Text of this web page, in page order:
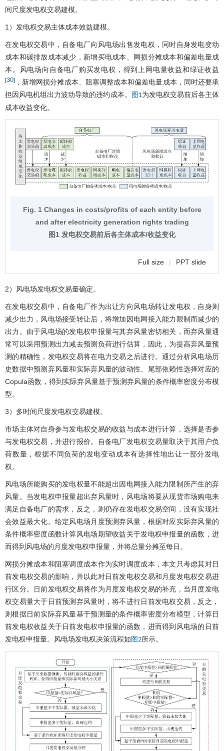
间尺度发电权交易建模。
1）发电权交易主体成本效益建模。
在发电权交易中，自备电厂向风电场出售发电权，同时自身发电变动
成本和碳排放成本减少，新增买电成本、网损分摊成本和偏差电量成
本。风电场向自备电厂购买发电权，得到上网电量收益和绿证收益
[30] ，新增网损分摊成本、阻塞调整成本和偏差电量成本，同时还要承
担因风电机组出力波动导致的违约成本。
图1为发电权交易前后各主体
成本收益变化。
Fig. 1 Changes in costs/profits of each entity before
and after electricity generation rights trading
图1 发电权交易前后各主体成本/收益变化
Full size | PPT slide
2）风电场发电权交易量确定。
在发电权交易中，自备电厂作为出让方向风电场转让发电权，自身则
减少出力，风电场接受转让后，将增加因电网接入能力限制而减少的
出力。由于风电场的发电权申报量与其弃风量密切相关，而弃风量通
常可以采用预测出力减去预测负荷进行估算，因此，为提高弃风量预
测的精确性，发电权交易将在电力交易之后进行。通过分析风电场历
史数据中预测弃风量和实际弃风量的波动性、尾部依赖性选择对应的
Copula函数，得到实际弃风量基于预测弃风量的条件概率密度分布模
型。
3）多时间尺度发电权交易建模。
市场主体对自身参与发电权交易的收益与成本进行计算，选择是否参
与发电权交易，并进行报价。自备电厂发电权交易量取决于其用户负
荷数量，根据不同负荷的发电变动成本有选择性地出让一部分发电
权。
风电场所能购买的发电权量不能超出因电网接入能力限制所产生的弃
风量。当发电权申报量超出弃风量时，风电场将要从现货市场购电来
满足自备电厂的需求，反之，则仍存在发电权交易空间，没有实现社
会效益最大化。给定风电场月度预测弃风量，根据对应实际弃风量的
条件概率密度函数计算风电场期望收益关于发电权申报量的函数，进
而得到风电场的月度发电权申报量，并将总量分摊至每日。
网损分摊成本和阻塞调度成本作为实时调度成本，本文只考虑其对日
前发电权交易的影响，并以此对日前发电权交易和月度发电权交易进
行区分。日前发电权交易将作为月度发电权交易的补充，当月度发电
权交易量大于日前预测弃风量时，将不进行日前发电权交易，反之，
则根据日前实际弃风量基于预测量的条件概率密度分布模型，计算日
前发电权收益关于日前发电权申报量的函数，进而得到风电场的日前
发电权申报量。风电场发电权决策流程如 图2所示。